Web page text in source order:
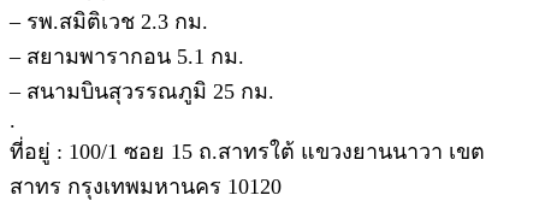
– รพ.สมิติเวช 2.3 กม.
– สยามพารากอน 5.1 กม.
– สนามบินสุวรรณภูมิ 25 กม.
.
ที่อยู่ : 100/1 ซอย 15 ถ.สาทรใต้ แขวงยานนาวา เขต
สาทร กรุงเทพมหานคร 10120